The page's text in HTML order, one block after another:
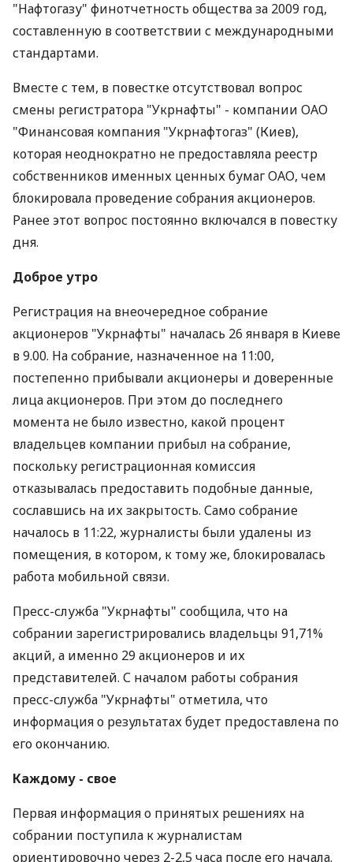
"Нафтогазу" финотчетность общества за 2009 год,
составленную в соответствии с международными
стандартами.
Вместе с тем, в повестке отсутствовал вопрос
смены регистратора "Укрнафты" - компании ОАО
"Финансовая компания "Укрнафтогаз" (Киев),
которая неоднократно не предоставляла реестр
собственников именных ценных бумаг ОАО, чем
блокировала проведение собрания акционеров.
Ранее этот вопрос постоянно включался в повестку
дня.
Доброе утро
Регистрация на внеочередное собрание
акционеров "Укрнафты" началась 26 января в Киеве
в 9.00. На собрание, назначенное на 11:00,
постепенно прибывали акционеры и доверенные
лица акционеров. При этом до последнего
момента не было известно, какой процент
владельцев компании прибыл на собрание,
поскольку регистрационная комиссия
отказывалась предоставить подобные данные,
сославшись на их закрытость. Само собрание
началось в 11:22, журналисты были удалены из
помещения, в котором, к тому же, блокировалась
работа мобильной связи.
Пресс-служба "Укрнафты" сообщила, что на
собрании зарегистрировались владельцы 91,71%
акций, а именно 29 акционеров и их
представителей. С началом работы собрания
пресс-служба "Укрнафты" отметила, что
информация о результатах будет предоставлена по
его окончанию.
Каждому - свое
Первая информация о принятых решениях на
собрании поступила к журналистам
ориентировочно через 2-2,5 часа после его начала.